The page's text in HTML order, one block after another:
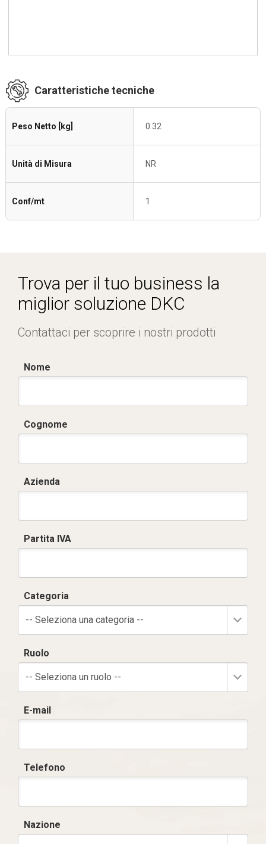
Caratteristiche tecniche
Peso Netto [kg] 0.32
Unità di Misura NR
Conf/mt 1
Trova per il tuo business la
miglior soluzione DKC
Contattaci per scoprire i nostri prodotti
Nome
Cognome
Azienda
Partita IVA
Categoria
-- Seleziona una categoria --
Ruolo
-- Seleziona un ruolo --
E-mail
Telefono
Nazione